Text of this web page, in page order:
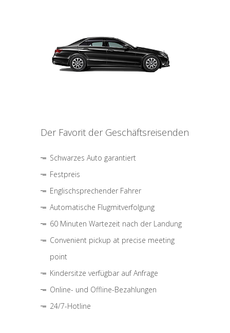
Der Favorit der Geschäftsreisenden
Schwarzes Auto garantiert
Festpreis
Englischsprechender Fahrer
Automatische Flugmitverfolgung
60 Minuten Wartezeit nach der Landung
Convenient pickup at precise meeting
point
Kindersitze verfügbar auf Anfrage
Online- und Offline-Bezahlungen
24/7-Hotline